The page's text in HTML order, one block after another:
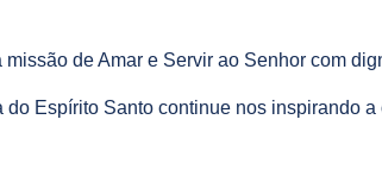
de Amar e Servir ao Senhor com
Espírito Santo continue nos inspirando